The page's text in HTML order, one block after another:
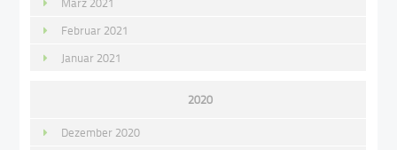
Februar 2021
Januar 2021
2020
Dezember 2020